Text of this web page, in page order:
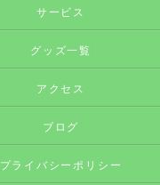
サービス
グッズ一覧
アクセス
ブログ
プライバシーポリシー